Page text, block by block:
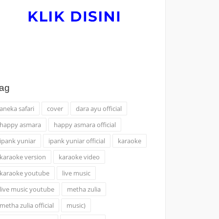
safari cover
dara ayu official
asmara
happy asmara official
yuniar
ipank yuniar official
karaoke
version
karaoke video
youtube
live music
music youtube
metha zulia
zulia official
music)